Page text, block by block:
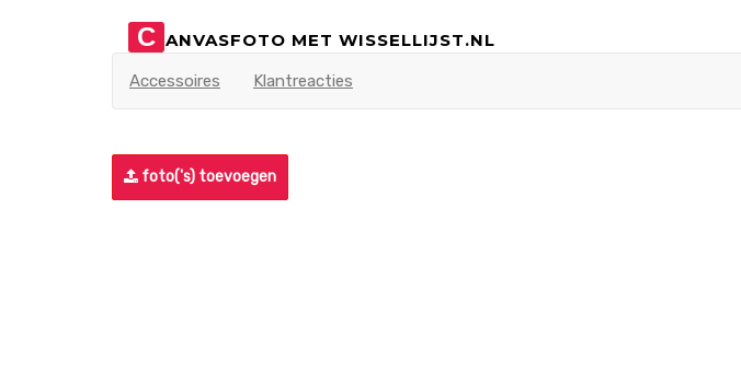
C ANVASFOTO MET WISSELLIJST.NL
Accessoires Klantreacties
foto('s) toevoegen